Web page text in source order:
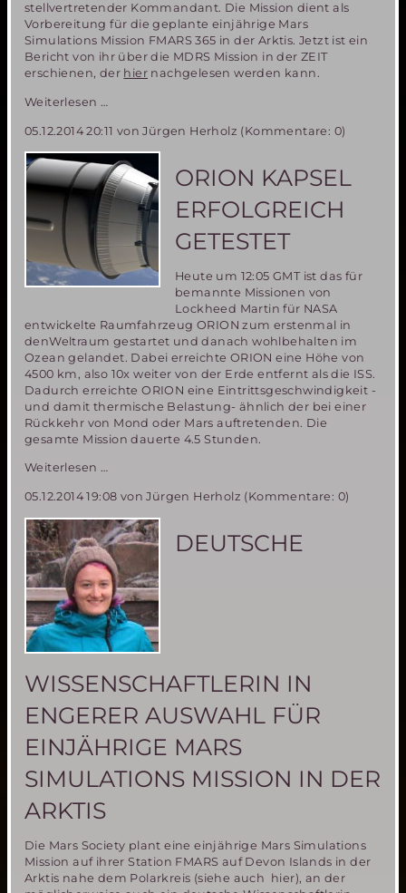
stellvertretender Kommandant. Die Mission dient als
Vorbereitung für die geplante einjährige Mars
Simulations Mission FMARS 365 in der Arktis. Jetzt ist ein
Bericht von ihr über die MDRS Mission in der ZEIT
erschienen, der hier nachgelesen werden kann.
Weiterlesen …
an
der
MDRS
Mission
142
berichtet
über
während
der
Mission
05.12.2014 20:11 von Jürgen Herholz (Kommentare: 0)
ORION KAPSEL
ERFOLGREICH
GETESTET
Heute um 12:05 GMT ist das für
bemannte Missionen von
Lockheed Martin für NASA
entwickelte Raumfahrzeug ORION zum erstenmal in
denWeltraum gestartet und danach wohlbehalten im
Ozean gelandet. Dabei erreichte ORION eine Höhe von
4500 km, also 10x weiter von der Erde entfernt als die ISS.
Dadurch erreichte ORION eine Eintrittsgeschwindigkeit -
und damit thermische Belastung- ähnlich der bei einer
Rückkehr von Mond oder Mars auftretenden. Die
gesamte Mission dauerte 4.5 Stunden.
Weiterlesen …
erfolgreich
getestet
05.12.2014 19:08 von Jürgen Herholz (Kommentare: 0)
DEUTSCHE
WISSENSCHAFTLERIN IN
ENGERER AUSWAHL FÜR
EINJÄHRIGE MARS
SIMULATIONS MISSION IN DER
ARKTIS
Die Mars Society plant eine einjährige Mars Simulations
Mission auf ihrer Station FMARS auf Devon Islands in der
Arktis nahe dem Polarkreis (siehe auch hier), an der